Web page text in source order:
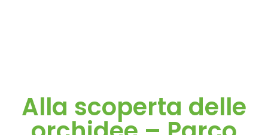
Alla scoperta delle